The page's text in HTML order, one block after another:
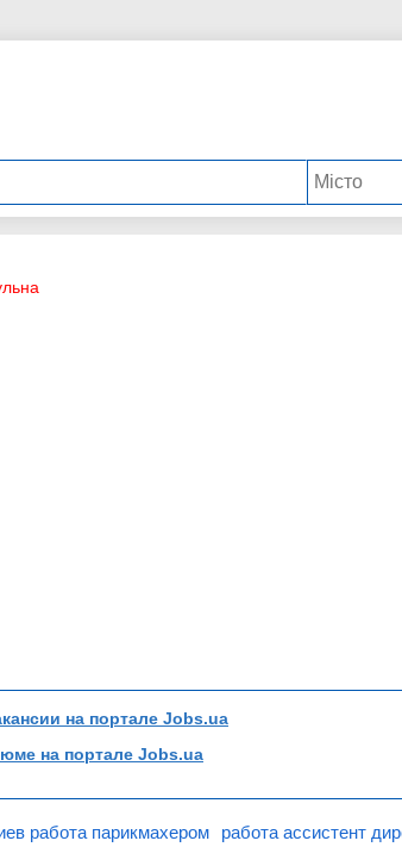
на портале Jobs.ua
на портале Jobs.ua
работа парикмахером работа ассистент